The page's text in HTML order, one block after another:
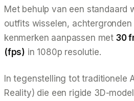
Met behulp van een standaard
outfits wisselen,
kenmerken aanpassen met 30
(fps) in 1080p resolutie.
In tegenstelling tot traditionele
Reality) die een rigide 3D-